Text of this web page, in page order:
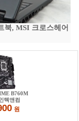
북, MSI 크로스헤어